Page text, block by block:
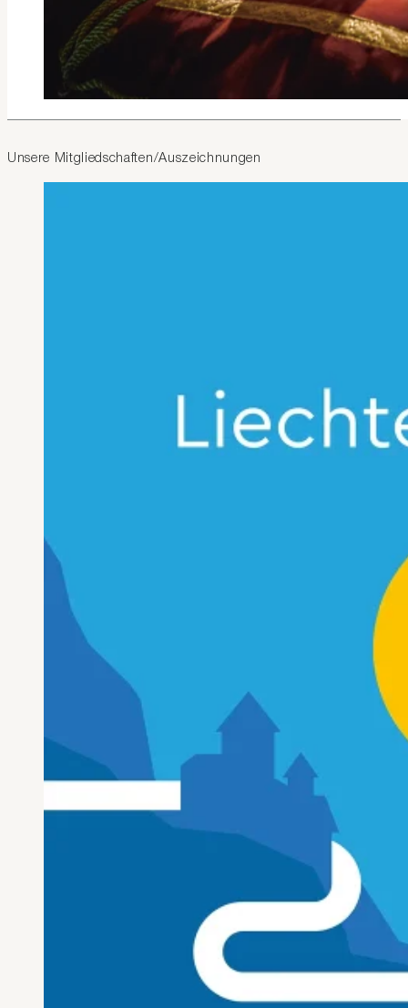
Unsere Mitgliedschaften/Auszeichnungen